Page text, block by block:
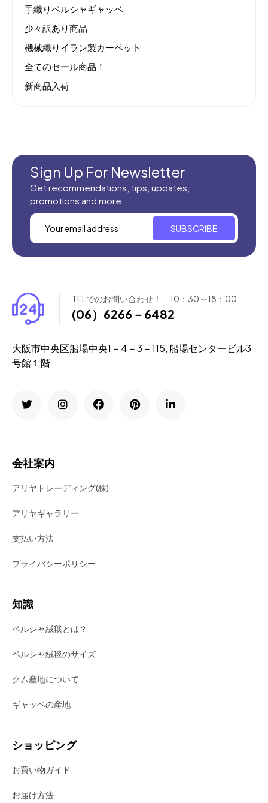
手織りペルシャギャッベ
少々訳あり商品
機械織りイラン製カーペット
全てのセール商品！
新商品入荷
Sign Up For Newsletter
Get recommendations, tips, updates,
promotions and more.
SUBSCRIBE
TELでのお問い合わせ！ 10：30～18：00
(06）6266－6482
大阪市中央区船場中央1－4－3－115, 船場センタービル3
号館１階
会社案内
アリヤトレーディング(株)
アリヤギャラリー
支払い方法
プライバシーポリシー
知識
ペルシャ絨毯とは？
ペルシャ絨毯のサイズ
クム産地について
ギャッベの産地
ショッピング
お買い物ガイド
お届け方法